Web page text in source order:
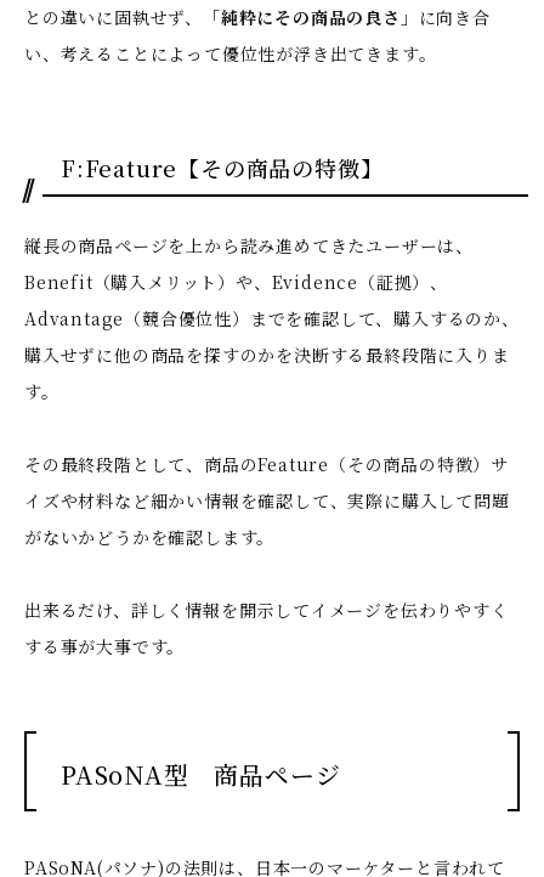
との違いに固執せず、
「純粋にその商品の良さ」 に向き合
い、考えることによって優位性が浮き出てきます。
F:Feature【その商品の特徴】
縦長の商品ページを上から読み進めてきたユーザーは、
Benefit（購入メリット）や、Evidence（証拠）、
Advantage（競合優位性）までを確認して、購入するのか、
購入せずに他の商品を探すのかを決断する最終段階に入りま
す。
その最終段階として、商品のFeature（その商品の特徴）サ
イズや材料など細かい情報を確認して、実際に購入して問題
がないかどうかを確認します。
出来るだけ、詳しく情報を開示してイメージを伝わりやすく
する事が大事です。
PASoNA型 商品ページ
PASoNA(パソナ)の法則は、日本一のマーケターと言われて